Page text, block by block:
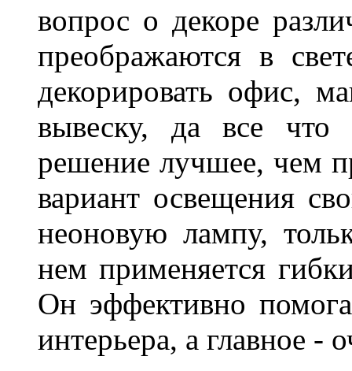
вопрос о декоре
преображаются в
декорировать офис,
вывеску, да все
решение лучшее, чем
вариант освещения
неоновую лампу,
нем применяется
Он эффективно
интерьера, а главное